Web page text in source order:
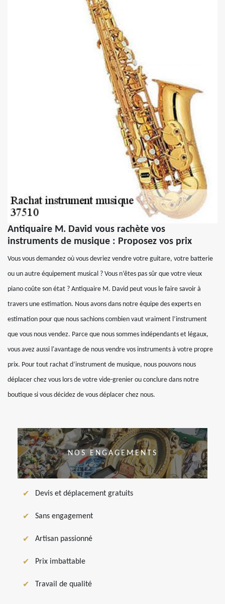
Antiquaire M. David vous rachète vos
instruments de musique : Proposez vos prix
Vous vous demandez où vous devriez vendre votre guitare, votre batterie
ou un autre équipement musical ? Vous n’êtes pas sûr que votre vieux
piano coûte son état ? Antiquaire M. David peut vous le faire savoir à
travers une estimation. Nous avons dans notre équipe des experts en
estimation pour que nous sachions combien vaut vraiment l’instrument
que vous nous vendez. Parce que nous sommes indépendants et légaux,
vous avez aussi l'avantage de nous vendre vos instruments à votre propre
prix. Pour tout rachat d’instrument de musique, nous pouvons nous
déplacer chez vous lors de votre vide-grenier ou conclure dans notre
boutique si vous décidez de vous déplacer chez nous.
NOS ENGAGEMENTS
Devis et déplacement gratuits
Sans engagement
Artisan passionné
Prix imbattable
Travail de qualité